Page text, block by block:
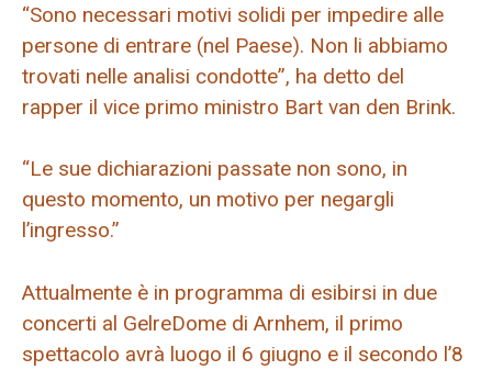
“Sono necessari motivi solidi per impedire alle
persone di entrare (nel Paese). Non li abbiamo
trovati nelle analisi condotte”, ha detto del
rapper il vice primo ministro Bart van den Brink.
“Le sue dichiarazioni passate non sono, in
questo momento, un motivo per negargli
l’ingresso.”
Attualmente è in programma di esibirsi in due
concerti al GelreDome di Arnhem, il primo
spettacolo avrà luogo il 6 giugno e il secondo l’8